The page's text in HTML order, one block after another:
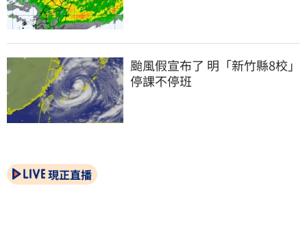
颱風假宣布了 明「新竹縣8校」
停課不停班
現正直播